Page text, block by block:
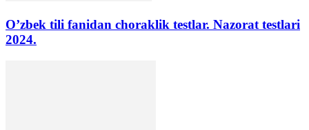
O’zbek tili fanidan choraklik testlar. Nazorat testlari
2024.